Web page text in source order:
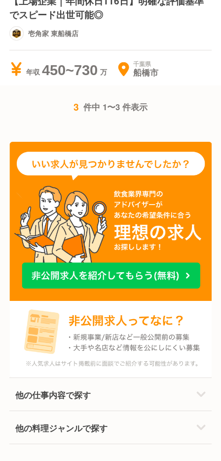
でスピード出世可能◎
壱角家 東船橋店
年収 450~730 千葉県
船橋市
3 件中 1〜3 件表示
他の仕事内容で探す
他の料理ジャンルで探す